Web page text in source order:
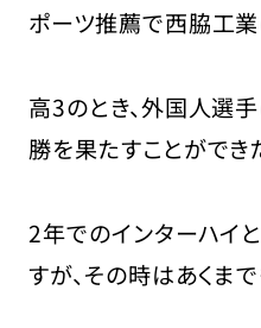
ポーツ推薦で西脇工業
高3のとき、外国人選
勝を果たすことができ
2年でのインターハイ
すが、その時はあくま